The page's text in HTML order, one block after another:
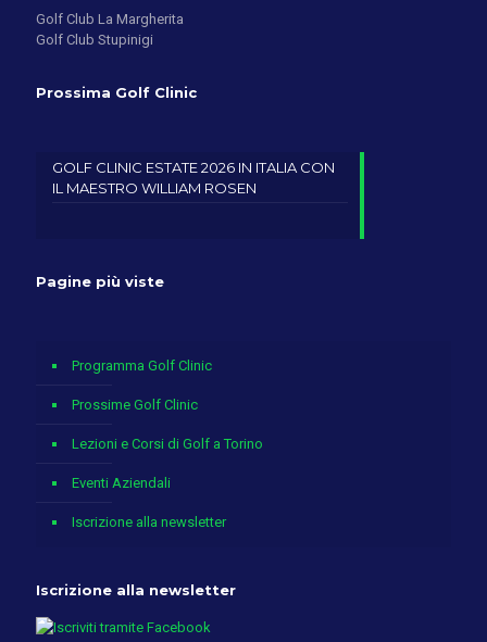
Golf Club La Margherita
Golf Club Stupinigi
Prossima Golf Clinic
GOLF CLINIC ESTATE 2026 IN ITALIA CON
IL MAESTRO WILLIAM ROSEN
Pagine più viste
Programma Golf Clinic
Prossime Golf Clinic
Lezioni e Corsi di Golf a Torino
Eventi Aziendali
Iscrizione alla newsletter
Iscrizione alla newsletter